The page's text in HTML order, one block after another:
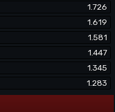
1.726
1.619
1.581
1.447
1.345
1.283